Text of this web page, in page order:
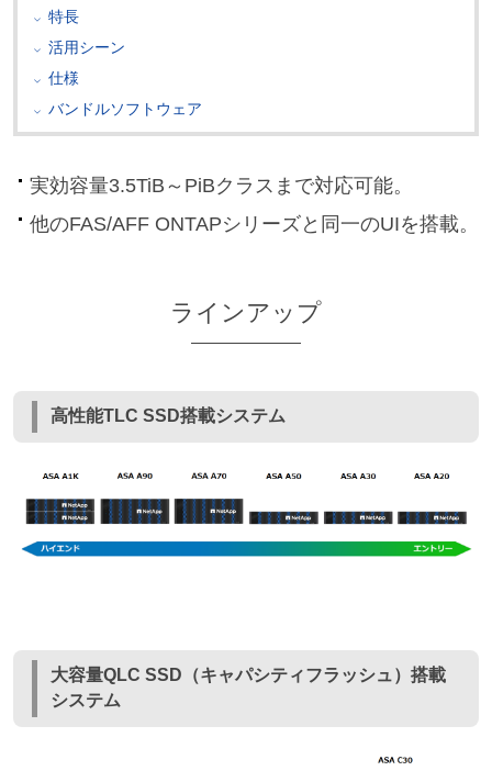
特長
活用シーン
仕様
バンドルソフトウェア
実効容量3.5TiB～PiBクラスまで対応可能。
他のFAS/AFF ONTAPシリーズと同一のUIを搭載。
ラインアップ
高性能TLC SSD搭載システム
大容量QLC SSD（キャパシティフラッシュ）搭載
システム